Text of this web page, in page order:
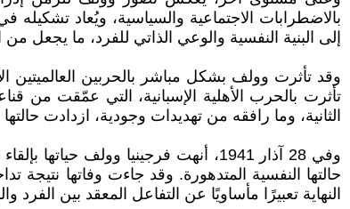
بالاضطرابات الاجتماعية والسياسية، ويُعاد
إلى البنية النفسية والوعي الذاتي للفرد، ما يجعل
وقد تأثرت وولف بشكل مباشر بالحربين العالميتين
تأثرت بالحرب الأهلية الإسبانية، التي عمّقت من
الثانية، وما رافقه من تهديدات وجودية، ازدادت
وفي 28 آذار 1941، أنهت فرجينيا
حالتها النفسية المتدهورة. وقد جاءت وفاتها
النهاية تعبيرًا مأساويًا عن التفاعل المعقد بين الفرد